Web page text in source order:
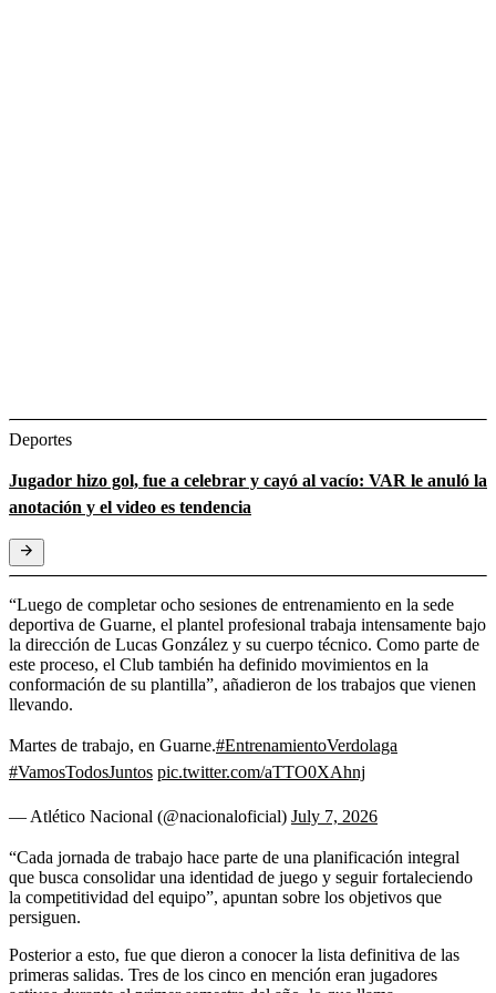
Deportes
Jugador hizo gol, fue a celebrar y cayó al vacío: VAR le anuló la
anotación y el video es tendencia
“Luego de completar ocho sesiones de entrenamiento en la sede
deportiva de Guarne, el plantel profesional trabaja intensamente bajo
la dirección de Lucas González y su cuerpo técnico. Como parte de
este proceso, el Club también ha definido movimientos en la
conformación de su plantilla”, añadieron de los trabajos que vienen
llevando.
Martes de trabajo, en Guarne.#EntrenamientoVerdolaga
#VamosTodosJuntos pic.twitter.com/aTTO0XAhnj
— Atlético Nacional (@nacionaloficial) July 7, 2026
“Cada jornada de trabajo hace parte de una planificación integral
que busca consolidar una identidad de juego y seguir fortaleciendo
la competitividad del equipo”, apuntan sobre los objetivos que
persiguen.
Posterior a esto, fue que dieron a conocer la lista definitiva de las
primeras salidas. Tres de los cinco en mención eran jugadores